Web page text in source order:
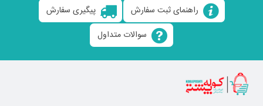
راهنمای ثبت سفارش
پیگیری سفارش
سوالات متداول